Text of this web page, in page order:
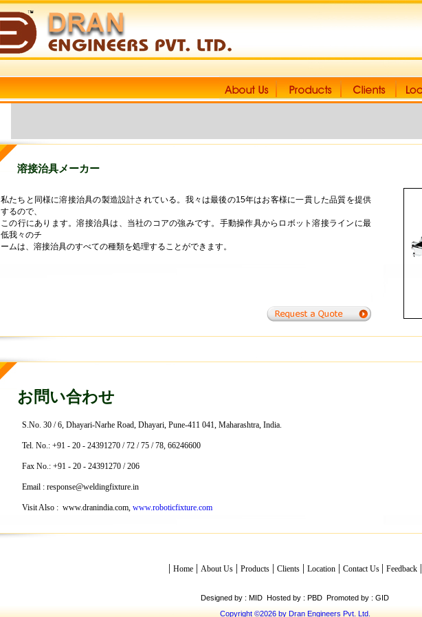
溶接治具メーカー
私たちと同様に溶接治具の製造設計されている。我々は最後の15年はお客様に一貫した品質を提供
するので、
この行にあります。溶接治具は、当社のコアの強みです。手動操作具からロボット溶接ラインに最
低我々のチ
ームは、溶接治具のすべての種類を処理することができます。
お問い合わせ
S.No. 30 / 6, Dhayari-Narhe Road, Dhayari, Pune-411 041, Maharashtra, India.
Tel. No.: +91 - 20 - 24391270 / 72 / 75 / 78, 66246600
Fax No.: +91 - 20 - 24391270 / 206
Email : response@weldingfixture.in
Visit Also : www.dranindia.com, www.roboticfixture.com
| Home| About Us| Products| Clients| Location| Contact Us | Feedback|
Designed by : MID Hosted by : PBD Promoted by : GID
Copyright ©2026 by Dran Engineers Pvt. Ltd.